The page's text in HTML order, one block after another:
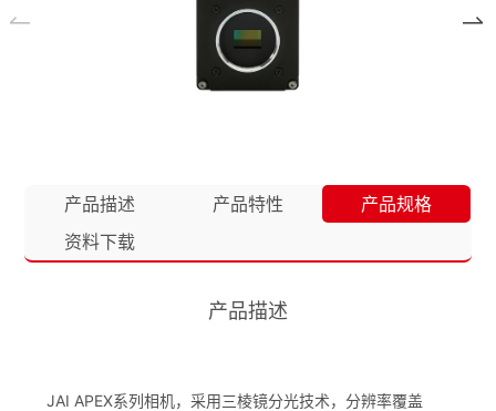
产品描述 产品特性
产品规格
资料下载
产品描述
JAI APEX系列相机，采用三棱镜分光技术，分辨率覆盖